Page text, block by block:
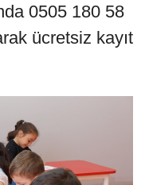
0505 180 58
ücretsiz kayıt